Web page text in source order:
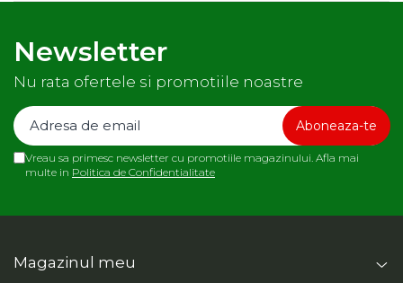
Newsletter
Nu rata ofertele si promotiile noastre
Vreau sa primesc newsletter cu promotiile magazinului. Afla mai
multe in Politica de Confidentialitate
Magazinul meu